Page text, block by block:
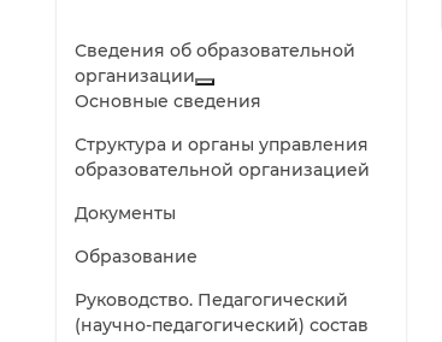
Сведения об образовательной
организации
Основные сведения
Структура и органы управления
образовательной организацией
Документы
Образование
Руководство. Педагогический
(научно-педагогический) состав